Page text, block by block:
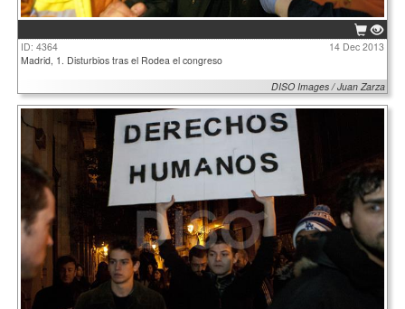
ID: 4364
14 Dec 2013
Madrid, 1. Disturbios tras el Rodea el congreso
DISO Images / Juan Zarza